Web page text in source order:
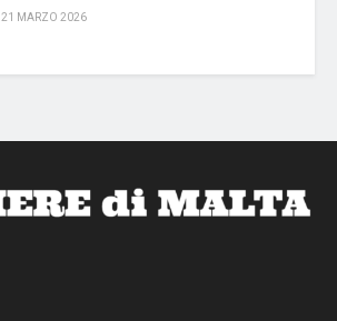
21 MARZO 2026